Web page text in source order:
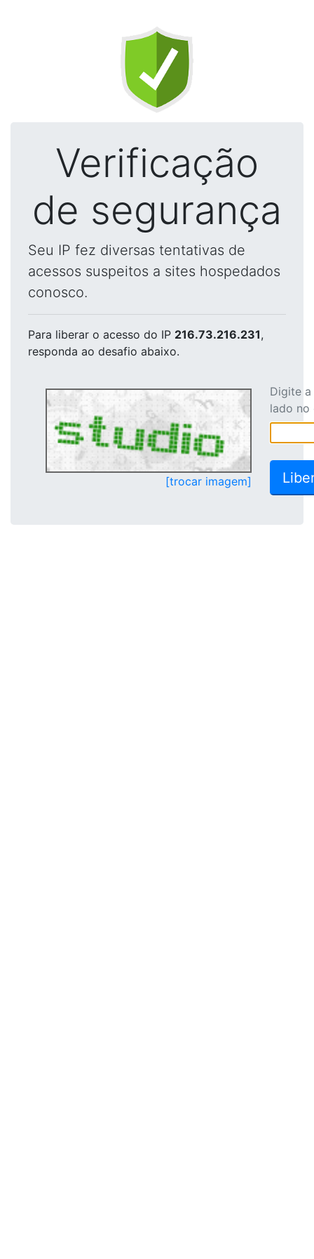
Verificação
de segurança
Seu IP fez diversas tentativas de
acessos suspeitos a sites hospedados
conosco.
Para liberar o acesso do IP 216.73.216.231,
responda ao desafio abaixo.
[trocar imagem]
Digite
lado no